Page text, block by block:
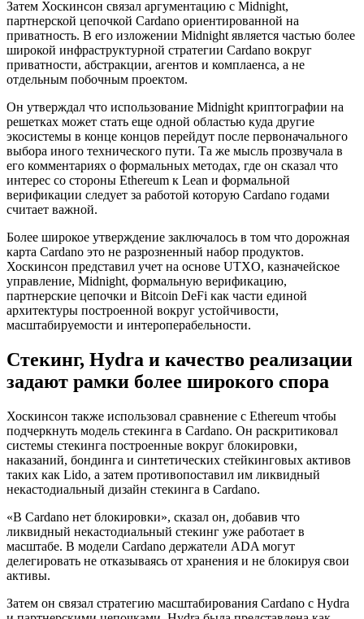
Затем Хоскинсон связал аргументацию с Midnight,
партнерской цепочкой Cardano ориентированной на
приватность. В его изложении Midnight является частью более
широкой инфраструктурной стратегии Cardano вокруг
приватности, абстракции, агентов и комплаенса, а не
отдельным побочным проектом.
Он утверждал что использование Midnight криптографии на
решетках может стать еще одной областью куда другие
экосистемы в конце концов перейдут после первоначального
выбора иного технического пути. Та же мысль прозвучала в
его комментариях о формальных методах, где он сказал что
интерес со стороны Ethereum к Lean и формальной
верификации следует за работой которую Cardano годами
считает важной.
Более широкое утверждение заключалось в том что дорожная
карта Cardano это не разрозненный набор продуктов.
Хоскинсон представил учет на основе UTXO, казначейское
управление, Midnight, формальную верификацию,
партнерские цепочки и Bitcoin DeFi как части единой
архитектуры построенной вокруг устойчивости,
масштабируемости и интероперабельности.
Стекинг, Hydra и качество реализации
задают рамки более широкого спора
Хоскинсон также использовал сравнение с Ethereum чтобы
подчеркнуть модель стекинга в Cardano. Он раскритиковал
системы стекинга построенные вокруг блокировки,
наказаний, бондинга и синтетических стейкинговых активов
таких как Lido, а затем противопоставил им ликвидный
некастодиальный дизайн стекинга в Cardano.
«В Cardano нет блокировки», сказал он, добавив что
ликвидный некастодиальный стекинг уже работает в
масштабе. В модели Cardano держатели ADA могут
делегировать не отказываясь от хранения и не блокируя свои
активы.
Затем он связал стратегию масштабирования Cardano с Hydra